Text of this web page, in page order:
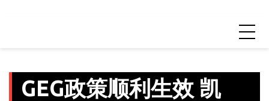
GEG政策顺利生效 凯